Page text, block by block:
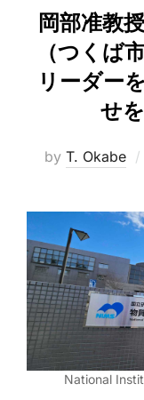
岡部准教
（つくば
リーダー
せ
by T. Okabe
National